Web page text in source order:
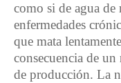
como si de agua de
enfermedades
que mata
consecuencia de
de producción. La